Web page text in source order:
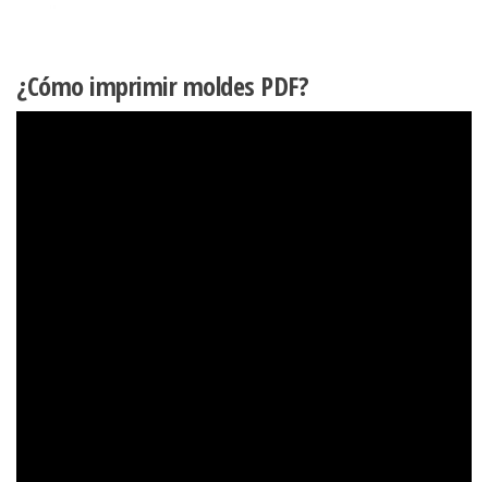
¿Cómo imprimir moldes PDF?